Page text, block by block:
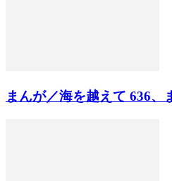
まんが／海を越えて 636、